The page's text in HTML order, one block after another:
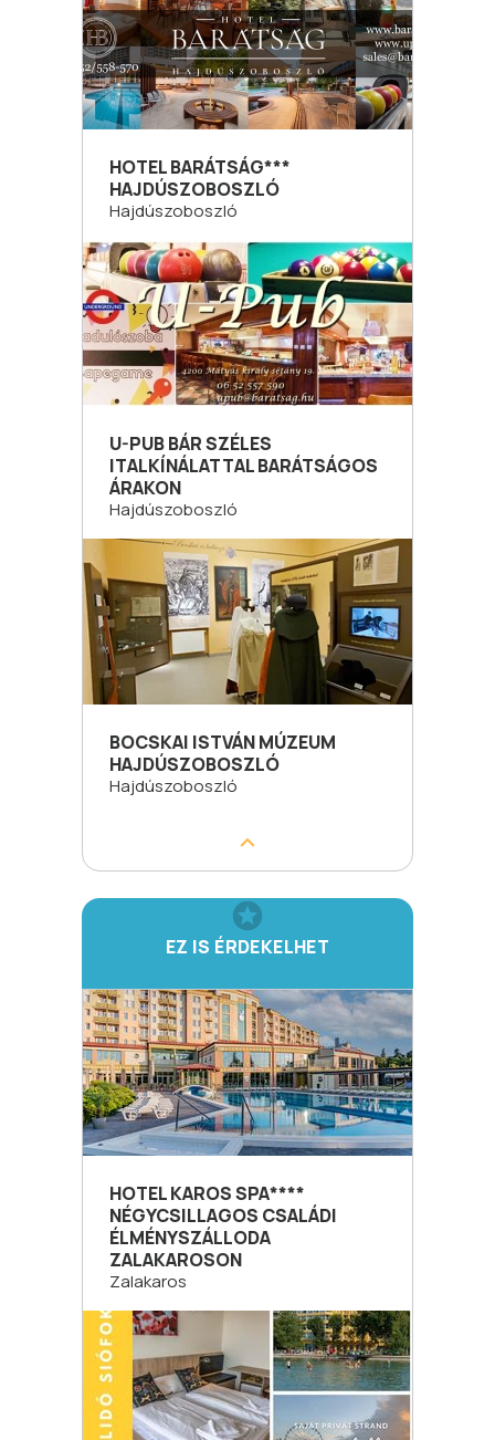
HOTEL BARÁTSÁG***
HAJDÚSZOBOSZLÓ
Hajdúszoboszló
U-PUB BÁR SZÉLES
ITALKÍNÁLATTAL BARÁTSÁGOS
ÁRAKON
Hajdúszoboszló
BOCSKAI ISTVÁN MÚZEUM
HAJDÚSZOBOSZLÓ
Hajdúszoboszló
EZ IS ÉRDEKELHET
HOTEL KAROS SPA****
NÉGYCSILLAGOS CSALÁDI
ÉLMÉNYSZÁLLODA
ZALAKAROSON
Zalakaros